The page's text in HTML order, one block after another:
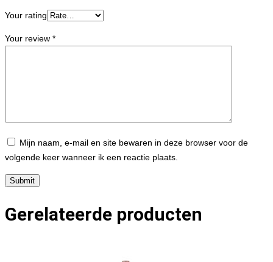
Your rating
Your review *
Mijn naam, e-mail en site bewaren in deze browser voor de
volgende keer wanneer ik een reactie plaats.
Gerelateerde producten